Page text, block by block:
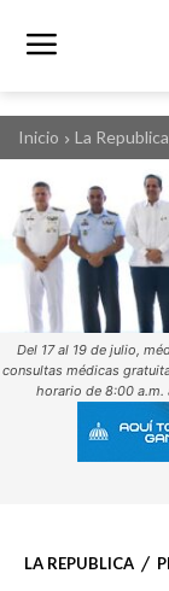
Inicio La Republica
Del 17 al 19 de julio,
consultas médicas
horario de 8:00 a.m.
LA REPUBLICA